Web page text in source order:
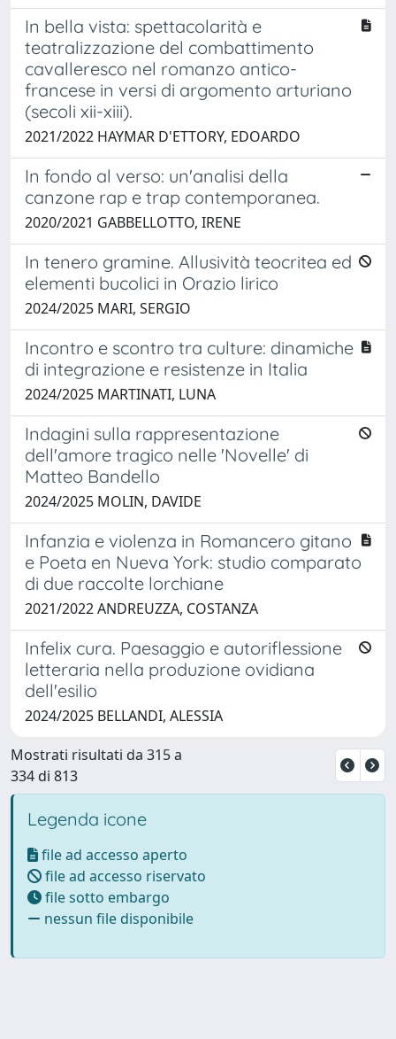
In bella vista: spettacolarità e
teatralizzazione del combattimento
cavalleresco nel romanzo antico-
francese in versi di argomento arturiano
(secoli xii-xiii).
2021/2022 HAYMAR D'ETTORY, EDOARDO
In fondo al verso: un'analisi della
canzone rap e trap contemporanea.
2020/2021 GABBELLOTTO, IRENE
In tenero gramine. Allusività teocritea ed
elementi bucolici in Orazio lirico
2024/2025 MARI, SERGIO
Incontro e scontro tra culture: dinamiche
di integrazione e resistenze in Italia
2024/2025 MARTINATI, LUNA
Indagini sulla rappresentazione
dell'amore tragico nelle 'Novelle' di
Matteo Bandello
2024/2025 MOLIN, DAVIDE
Infanzia e violenza in Romancero gitano
e Poeta en Nueva York: studio comparato
di due raccolte lorchiane
2021/2022 ANDREUZZA, COSTANZA
Infelix cura. Paesaggio e autoriflessione
letteraria nella produzione ovidiana
dell'esilio
2024/2025 BELLANDI, ALESSIA
Mostrati risultati da 315 a
334 di 813
Legenda icone
file ad accesso aperto
file ad accesso riservato
file sotto embargo
nessun file disponibile